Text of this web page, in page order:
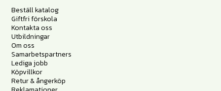
Beställ katalog
Giftfri förskola
Kontakta oss
Utbildningar
Om oss
Samarbetspartners
Lediga jobb
Köpvillkor
Retur & ångerköp